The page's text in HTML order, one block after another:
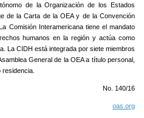
de la Organización de los Estados
de la Carta de la OEA y de la Convención
Comisión Interamericana tiene el mandato
humanos en la región y actúa como
La CIDH está integrada por siete miembros
General de la OEA a título personal,
No. 140/16
oas.org